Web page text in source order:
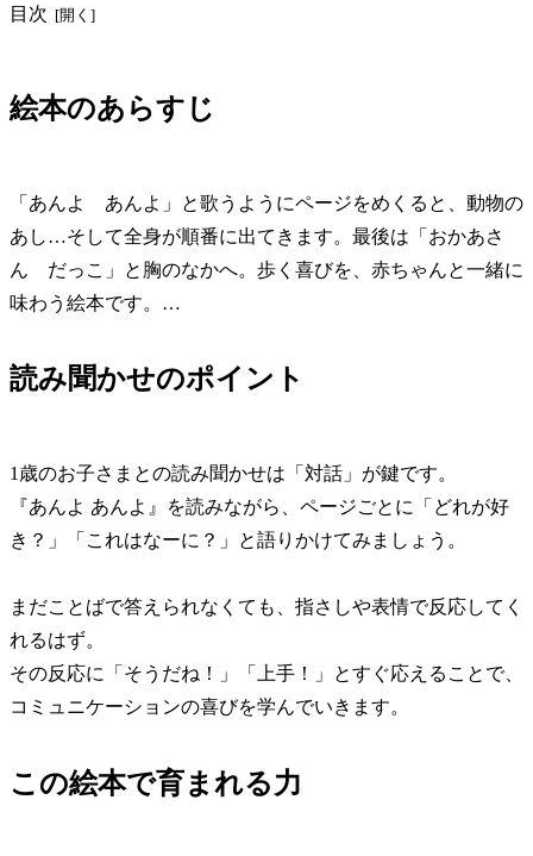
目次
絵本のあらすじ
「あんよ あんよ」と歌うようにページをめくると、動物の
あし…そして全身が順番に出てきます。最後は「おかあさ
ん だっこ」と胸のなかへ。歩く喜びを、赤ちゃんと一緒に
味わう絵本です。…
読み聞かせのポイント
1歳のお子さまとの読み聞かせは「対話」が鍵です。
『あんよ あんよ』を読みながら、ページごとに「どれが好
き？」「これはなーに？」と語りかけてみましょう。
まだことばで答えられなくても、指さしや表情で反応してく
れるはず。
その反応に「そうだね！」「上手！」とすぐ応えることで、
コミュニケーションの喜びを学んでいきます。
この絵本で育まれる力